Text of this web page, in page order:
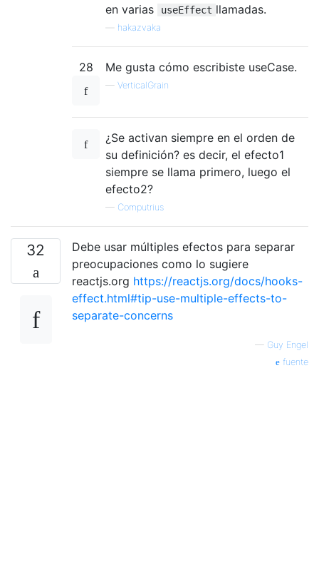
en varias
useEffect llamadas.
hakazvaka
28 Me gusta cómo escribiste useCase.
— VerticalGrain
¿Se activan siempre en el orden de
su definición? es decir, el efecto1
siempre se llama primero, luego el
efecto2?
— Computrius
32
Debe usar múltiples efectos para separar
preocupaciones como lo sugiere
reactjs.org https://reactjs.org/docs/hooks-
effect.html#tip-use-multiple-effects-to-
separate-concerns
— Guy Engel
fuente